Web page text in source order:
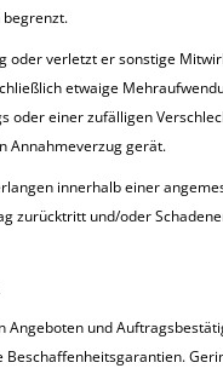
verletzt er sonstige
etwaige
oder einer zufälligen
Annahmeverzug gerät.
innerhalb einer
zurücktritt und/oder
und